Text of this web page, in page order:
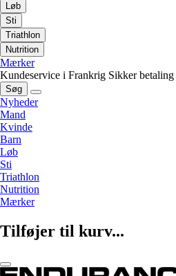
Løb
Sti
Triathlon
Nutrition
Mærker
Kundeservice i Frankrig Sikker betaling
Søg
Nyheder
Mand
Kvinde
Barn
Løb
Sti
Triathlon
Nutrition
Mærker
Tilføjer til kurv...